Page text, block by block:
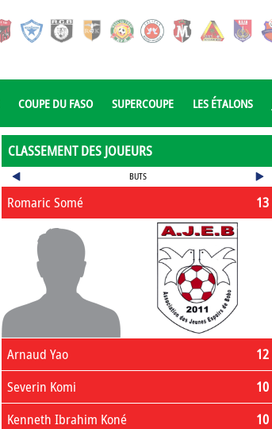
COUPE DU FASO SUPERCOUPE LES ÉTALONS
CLASSEMENT DES JOUEURS
BUTS
13
Romaric Somé
12
Arnaud Yao
10
Severin Komi
10
Kenneth Ibrahim Koné